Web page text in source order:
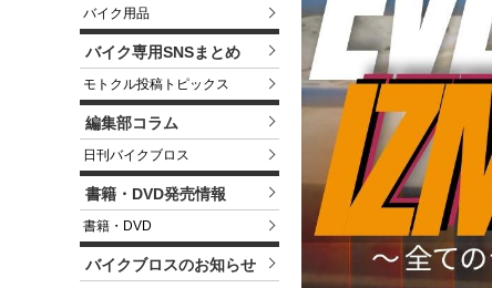
バイク用品
バイク専用SNSまとめ
モトクル投稿トピックス
編集部コラム
日刊バイクブロス
書籍・DVD発売情報
書籍・DVD
バイクブロスのお知らせ